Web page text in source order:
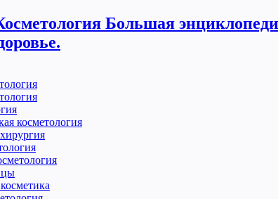
Большая
косметология